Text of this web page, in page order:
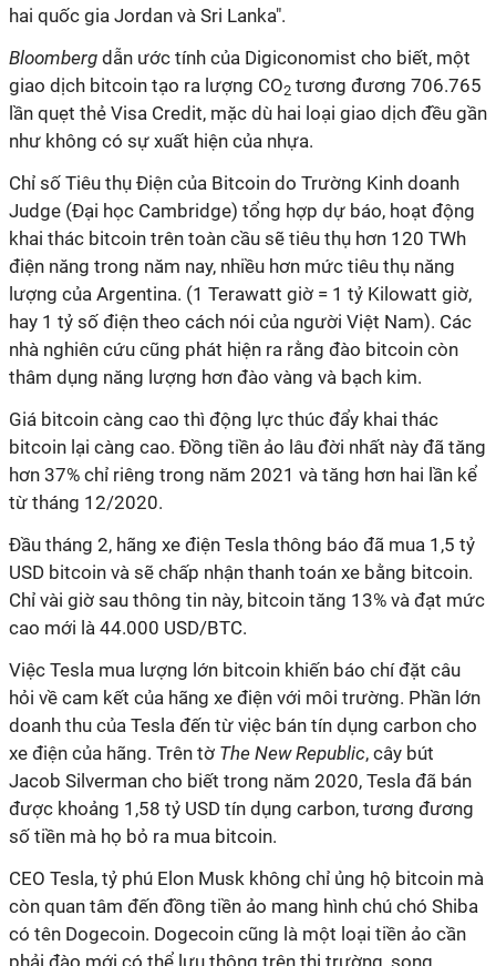
hai quốc gia Jordan và Sri Lanka".
Bloomberg dẫn ước tính của Digiconomist cho biết, một
giao dịch bitcoin tạo ra lượng CO2 tương đương 706.765
lần quẹt thẻ Visa Credit, mặc dù hai loại giao dịch đều gần
như không có sự xuất hiện của nhựa.
Chỉ số Tiêu thụ Điện của Bitcoin do Trường Kinh doanh
Judge (Đại học Cambridge) tổng hợp dự báo, hoạt động
khai thác bitcoin trên toàn cầu sẽ tiêu thụ hơn 120 TWh
điện năng trong năm nay, nhiều hơn mức tiêu thụ năng
lượng của Argentina. (1 Terawatt giờ = 1 tỷ Kilowatt giờ,
hay 1 tỷ số điện theo cách nói của người Việt Nam). Các
nhà nghiên cứu cũng phát hiện ra rằng đào bitcoin còn
thâm dụng năng lượng hơn đào vàng và bạch kim.
Giá bitcoin càng cao thì động lực thúc đẩy khai thác
bitcoin lại càng cao. Đồng tiền ảo lâu đời nhất này đã tăng
hơn 37% chỉ riêng trong năm 2021 và tăng hơn hai lần kể
từ tháng 12/2020.
Đầu tháng 2, hãng xe điện Tesla thông báo đã mua 1,5 tỷ
USD bitcoin và sẽ chấp nhận thanh toán xe bằng bitcoin.
Chỉ vài giờ sau thông tin này, bitcoin tăng 13% và đạt mức
cao mới là 44.000 USD/BTC.
Việc Tesla mua lượng lớn bitcoin khiến báo chí đặt câu
hỏi về cam kết của hãng xe điện với môi trường. Phần lớn
doanh thu của Tesla đến từ việc bán tín dụng carbon cho
xe điện của hãng. Trên tờ The New Republic, cây bút
Jacob Silverman cho biết trong năm 2020, Tesla đã bán
được khoảng 1,58 tỷ USD tín dụng carbon, tương đương
số tiền mà họ bỏ ra mua bitcoin.
CEO Tesla, tỷ phú Elon Musk không chỉ ủng hộ bitcoin mà
còn quan tâm đến đồng tiền ảo mang hình chú chó Shiba
có tên Dogecoin. Dogecoin cũng là một loại tiền ảo cần
phải đào mới có thể lưu thông trên thị trường, song